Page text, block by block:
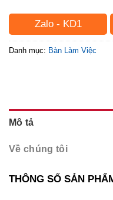
Zalo - KD1
Danh mục: Bàn Làm Việc
Mô tả
Về chúng tôi
THÔNG SỐ SẢN